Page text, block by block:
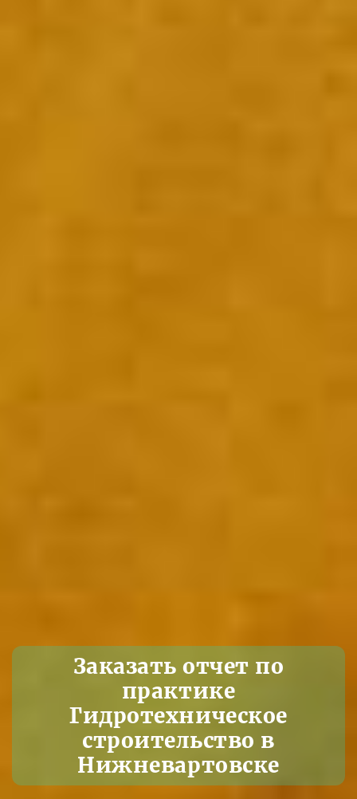
Заказать отчет по
практике
Гидротехническое
строительство в
Нижневартовске